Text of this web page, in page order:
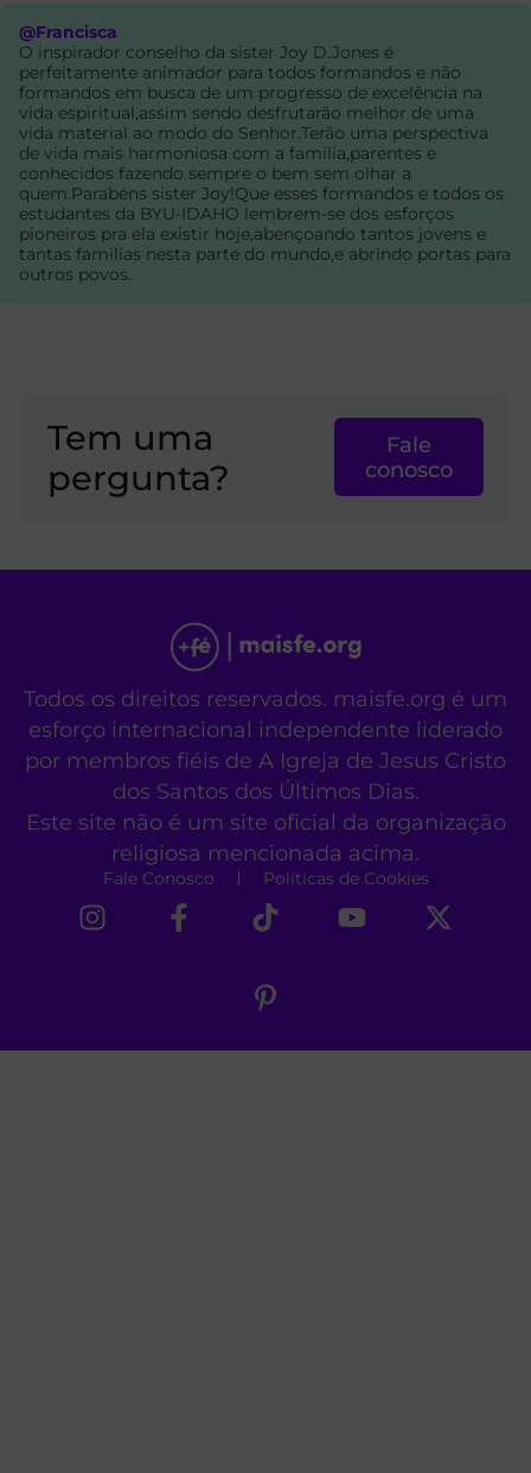
@Francisca
O inspirador conselho da sister Joy D.Jones é
perfeitamente animador para todos formandos e não
formandos em busca de um progresso de excelência na
vida espiritual,assim sendo desfrutarão melhor de uma
vida material ao modo do Senhor.Terão uma perspectiva
de vida mais harmoniosa com a familia,parentes e
conhecidos fazendo sempre o bem sem olhar a
quem.Parabéns sister Joy!Que esses formandos e todos os
estudantes da BYU-IDAHO lembrem-se dos esforços
pioneiros pra ela existir hoje,abençoando tantos jovens e
tantas familias nesta parte do mundo,e abrindo portas para
outros povos.
Tem uma
pergunta?
Fale
conosco
Todos os direitos reservados. maisfe.org é um
esforço internacional independente liderado
por membros fiéis de A Igreja de Jesus Cristo
dos Santos dos Últimos Dias.
Este site não é um site oficial da organização
religiosa mencionada acima.
Fale Conosco Políticas de Cookies